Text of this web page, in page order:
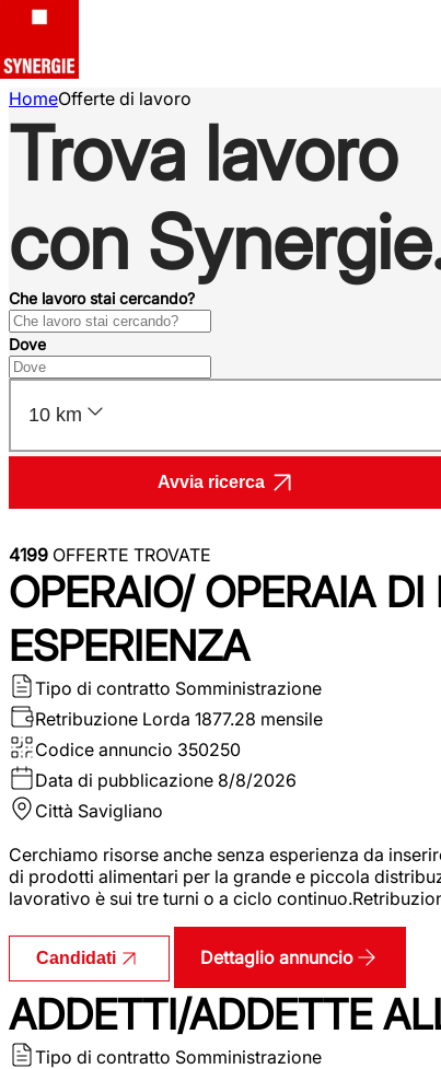
HomeOfferte di lavoro
Trova lavoro
con
Che lavoro stai cercando?
Dove
10 km
Avvia ricerca
4199 OFFERTE TROVATE
OPERAIO/ OPERAIA
ESPERIENZA
Tipo di contratto Somministrazione
Retribuzione Lorda 1877.28 mensile
Codice annuncio 350250
Data di pubblicazione 8/8/2026
Città Savigliano
Cerchiamo risorse anche senza esperienza da
di prodotti alimentari per la grande e piccola
lavorativo è sui tre turni o a ciclo
Candidati Dettaglio annuncio
ADDETTI/ADDETTE
Tipo di contratto Somministrazione